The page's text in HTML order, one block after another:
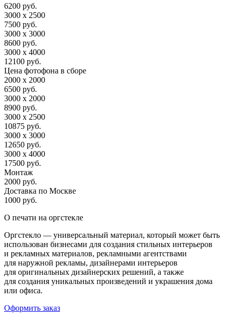
6200 руб.
3000 х 2500
7500 руб.
3000 х 3000
8600 руб.
3000 х 4000
12100 руб.
Цена фотофона в сборе
2000 х 2000
6500 руб.
3000 х 2000
8900 руб.
3000 х 2500
10875 руб.
3000 х 3000
12650 руб.
3000 х 4000
17500 руб.
Монтаж
2000 руб.
Доставка по Москве
1000 руб.
О печати на оргстекле
Оргстекло — универсальный материал, который может быть
использован бизнесами для создания стильных интерьеров
и рекламных материалов, рекламными агентствами
для наружной рекламы, дизайнерами интерьеров
для оригинальных дизайнерских решений, а также
для создания уникальных произведений и украшения дома
или офиса.
Оформить заказ